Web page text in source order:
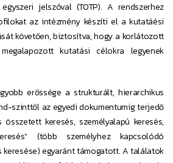
jelszóval (TOTP). A rendszerhez
az intézmény készíti el a kutatáési
követően, biztosítva, hogy a korlátozott
kutatási célokra legyenek
erőssége a strukturált, hierarchikus
szinttől az egyedi dokumentumig terjedő
keresés, személyalapú keresés,
(több személyhez kapcsolódó
egyaránt támogatott. A találatok